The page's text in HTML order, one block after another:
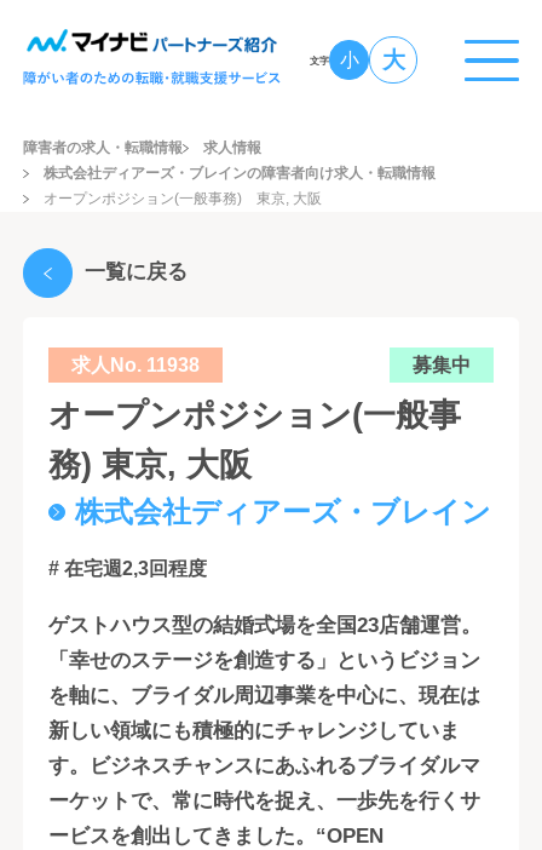
文字 小 大
障害者の求人・転職情報
求人情報
株式会社ディアーズ・ブレインの障害者向け求人・転職情報
オープンポジション(一般事務) 東京, 大阪
一覧に戻る
求人No. 11938 募集中
オープンポジション(一般事
務) 東京, 大阪
株式会社ディアーズ・ブレイン
# 在宅週2,3回程度
ゲストハウス型の結婚式場を全国23店舗運営。
「幸せのステージを創造する」というビジョン
を軸に、ブライダル周辺事業を中心に、現在は
新しい領域にも積極的にチャレンジしていま
す。ビジネスチャンスにあふれるブライダルマ
ーケットで、常に時代を捉え、一歩先を行くサ
ービスを創出してきました。“OPEN